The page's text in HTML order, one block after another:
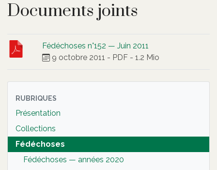
Documents joints
Fédéchoses n°152 — Juin 2011
9 octobre 2011 - PDF - 1.2 Mio
RUBRIQUES
Présentation
Collections
Fédéchoses
Fédéchoses — années 2020